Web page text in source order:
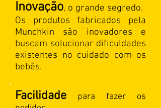
Inovação, o grande segredo.
Os produtos fabricados pela
Munchkin são inovadores e
buscam solucionar dificuldades
existentes no cuidado com os
bebês.
Facilidade para fazer os